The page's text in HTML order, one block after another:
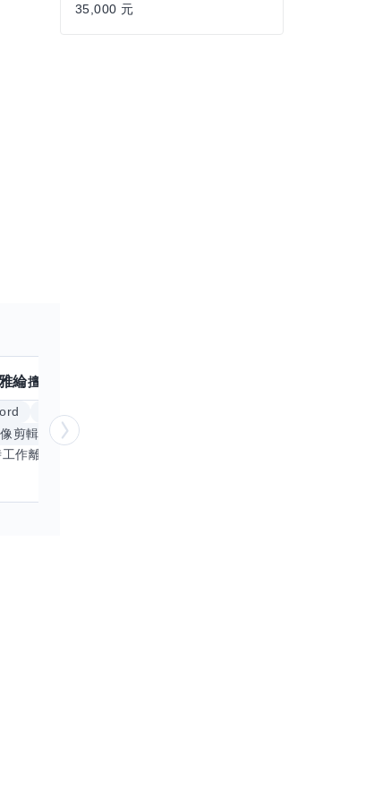
綸擅長
Excel
剪輯與後製
35,000 元